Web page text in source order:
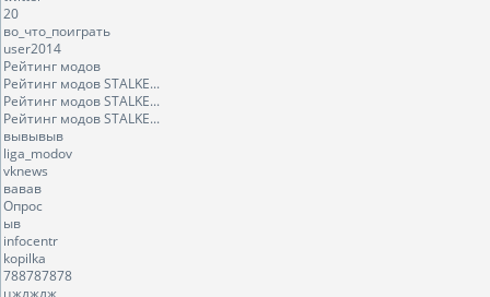
20
во_что_поиграть
user2014
Рейтинг модов
Рейтинг модов STALKE...
Рейтинг модов STALKE...
Рейтинг модов STALKE...
вывывыв
liga_modov
vknews
вавав
Опрос
ыв
infocentr
kopilka
788787878
цжлжлж